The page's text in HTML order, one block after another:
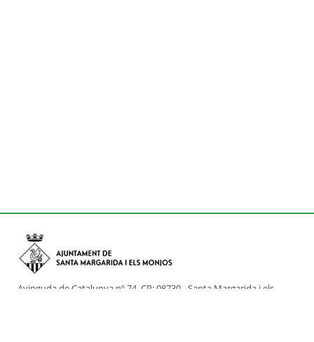
Avinguda de Catalunya nº 74, CP: 08730 - Santa Margarida i els